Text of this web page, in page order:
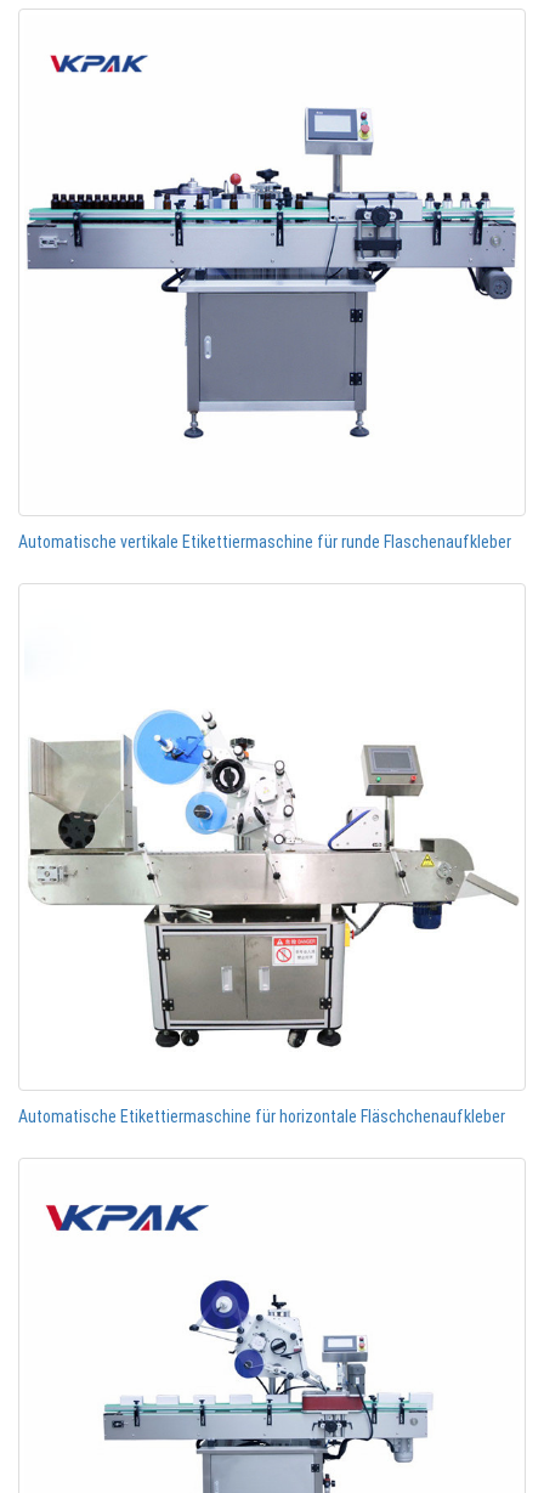
Automatische vertikale Etikettiermaschine für runde Flaschenaufkleber
Automatische Etikettiermaschine für horizontale Fläschchenaufkleber